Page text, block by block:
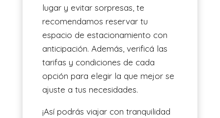
lugar y evitar sorpresas, te
recomendamos reservar tu
espacio de estacionamiento con
anticipación. Además, verificá las
tarifas y condiciones de cada
opción para elegir la que mejor se
ajuste a tus necesidades.
¡Así podrás viajar con tranquilidad